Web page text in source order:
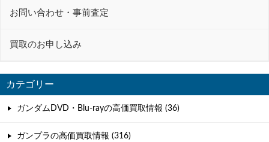
お問い合わせ・事前査定
買取のお申し込み
カテゴリー
ガンダムDVD・Blu-rayの高価買取情報 (36)
ガンプラの高価買取情報 (316)